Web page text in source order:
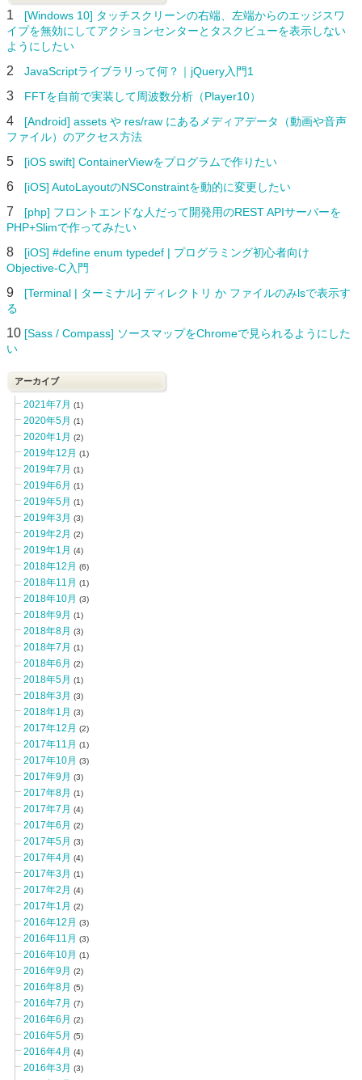
1
[Windows 10] タッチスクリーンの右端、左端からのエッジスワ
イプを無効にしてアクションセンターとタスクビューを表示しない
ようにしたい
2 JavaScriptライブラリって何？｜jQuery入門1
3 FFTを自前で実装して周波数分析（Player10）
4
[Android] assets や res/raw にあるメディアデータ（動画や音声
ファイル）のアクセス方法
5 [iOS swift] ContainerViewをプログラムで作りたい
6 [iOS] AutoLayoutのNSConstraintを動的に変更したい
7
[php] フロントエンドな人だって開発用のREST APIサーバーを
PHP+Slimで作ってみたい
8
[iOS] #define enum typedef | プログラミング初心者向け
Objective-C入門
9
[Terminal | ターミナル] ディレクトリ か ファイルのみlsで表示す
る
10 [Sass / Compass] ソースマップをChromeで見られるようにした
い
アーカイブ
2021年7月 (1)
2020年5月 (1)
2020年1月 (2)
2019年12月 (1)
2019年7月 (1)
2019年6月 (1)
2019年5月 (1)
2019年3月 (3)
2019年2月 (2)
2019年1月 (4)
2018年12月 (6)
2018年11月 (1)
2018年10月 (3)
2018年9月 (1)
2018年8月 (3)
2018年7月 (1)
2018年6月 (2)
2018年5月 (1)
2018年3月 (3)
2018年1月 (3)
2017年12月 (2)
2017年11月 (1)
2017年10月 (3)
2017年9月 (3)
2017年8月 (1)
2017年7月 (4)
2017年6月 (2)
2017年5月 (3)
2017年4月 (4)
2017年3月 (1)
2017年2月 (4)
2017年1月 (2)
2016年12月 (3)
2016年11月 (3)
2016年10月 (1)
2016年9月 (2)
2016年8月 (5)
2016年7月 (7)
2016年6月 (2)
2016年5月 (5)
2016年4月 (4)
2016年3月 (3)